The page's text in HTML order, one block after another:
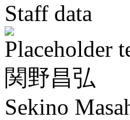
Staff data
Placeholder
関野昌弘
Sekino